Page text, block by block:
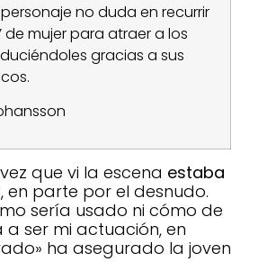
no duda en recurrir
de mujer para atraer a los
gracias a sus
que vi la escena estaba
, en parte por el desnudo.
sería usado ni cómo de
ser mi actuación, en
ha asegurado la joven